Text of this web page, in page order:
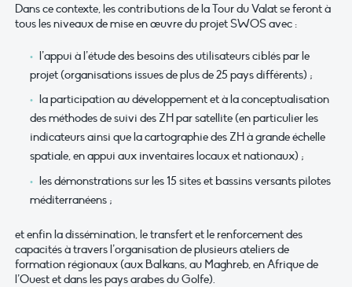
Dans ce contexte, les contributions de la Tour du Valat se feront à
tous les niveaux de mise en œuvre du projet SWOS avec :
l’appui à l’étude des besoins des utilisateurs ciblés par le
projet (organisations issues de plus de 25 pays différents) ;
la participation au développement et à la conceptualisation
des méthodes de suivi des ZH par satellite (en particulier les
indicateurs ainsi que la cartographie des ZH à grande échelle
spatiale, en appui aux inventaires locaux et nationaux) ;
les démonstrations sur les 15 sites et bassins versants pilotes
méditerranéens ;
et enfin la dissémination, le transfert et le renforcement des
capacités à travers l’organisation de plusieurs ateliers de
formation régionaux (aux Balkans, au Maghreb, en Afrique de
l’Ouest et dans les pays arabes du Golfe).